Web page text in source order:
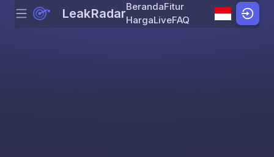
Skip to content
Menu LeakRadarBerandaFitur
HargaLiveFAQ